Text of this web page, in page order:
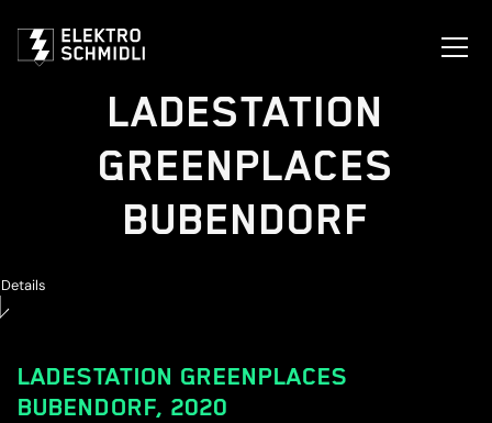
LADESTATION
GREENPLACES
BUBENDORF
LADESTATION GREENPLACES
BUBENDORF, 2020